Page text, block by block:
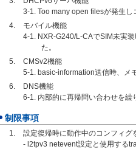
3-1. Too many open filesが発生
モバイル機能
4-1. NXR-G240/L-CAでSIM未実
た。
CMSv2機能
5-1. basic-information送信時、メ
DNS機能
6-1. 内部的に再帰問い合わせを
制限事項
設定復帰時に動作中のコンフィ
- l2tpv3 netevent設定と使用する